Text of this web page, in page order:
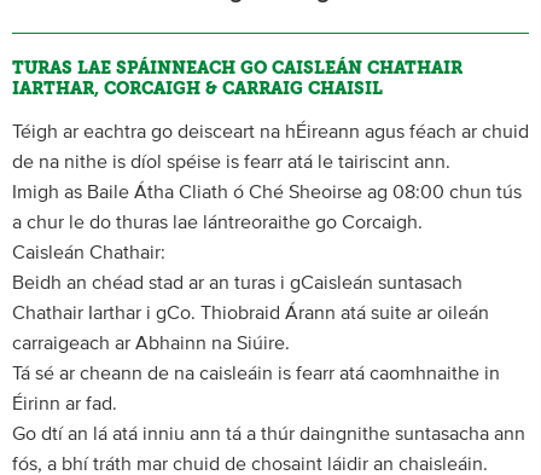
TURAS LAE SPÁINNEACH GO CAISLEÁN CHATHAIR
IARTHAR, CORCAIGH & CARRAIG CHAISIL
Téigh ar eachtra go deisceart na hÉireann agus féach ar chuid
de na nithe is díol spéise is fearr atá le tairiscint ann.
Imigh as Baile Átha Cliath ó Ché Sheoirse ag 08:00 chun tús
a chur le do thuras lae lántreoraithe go Corcaigh.
Caisleán Chathair:
Beidh an chéad stad ar an turas i gCaisleán suntasach
Chathair Iarthar i gCo. Thiobraid Árann atá suite ar oileán
carraigeach ar Abhainn na Siúire.
Tá sé ar cheann de na caisleáin is fearr atá caomhnaithe in
Éirinn ar fad.
Go dtí an lá atá inniu ann tá a thúr daingnithe suntasacha ann
fós, a bhí tráth mar chuid de chosaint láidir an chaisleáin.